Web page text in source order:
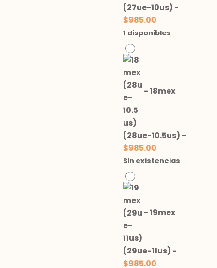
(27ue-10us) -
$985.00
1 disponibles
-18mex
(28ue-10.5us) -
$985.00
Sin existencias
-19mex
(29ue-11us) -
$985.00